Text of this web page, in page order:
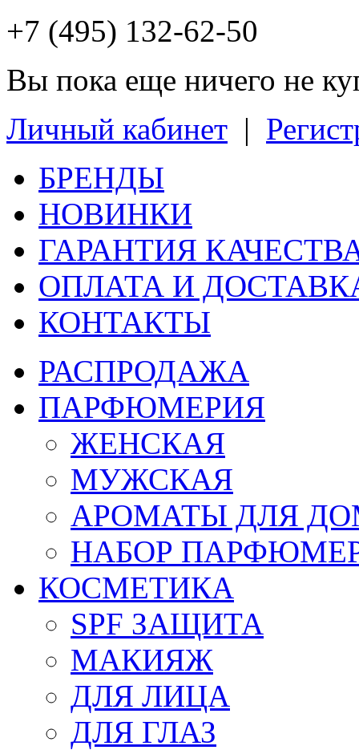
+7 (495) 132-62-50
Вы пока еще ничего не
Личный кабинет |
БРЕНДЫ
НОВИНКИ
ГАРАНТИЯ
ОПЛАТА И
КОНТАКТЫ
РАСПРОДАЖА
ПАРФЮМЕРИЯ
ЖЕНСКАЯ
МУЖСКАЯ
АРОМАТЫ ДЛЯ
НАБОР
КОСМЕТИКА
SPF ЗАЩИТА
МАКИЯЖ
ДЛЯ ЛИЦА
ДЛЯ ГЛАЗ